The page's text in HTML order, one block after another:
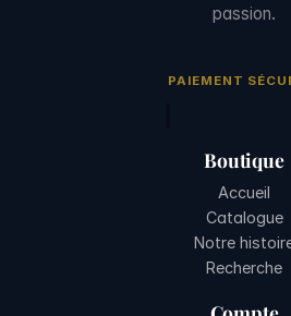
passion.
PAIEMENT
Boutique
Accueil
Catalogue
Notre
Recherche